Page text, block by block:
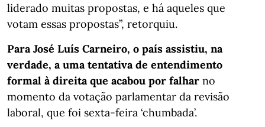
liderado muitas propostas, e há aqueles que
votam essas propostas”, retorquiu.
Para José Luís Carneiro, o país assistiu, na
verdade, a uma tentativa de entendimento
formal à direita que acabou por falhar no
momento da votação parlamentar da revisão
laboral, que foi sexta-feira ‘chumbada’.